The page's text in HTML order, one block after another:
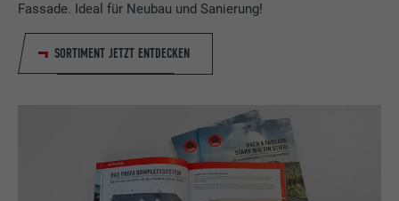
Fassade. Ideal für Neubau und Sanierung!
SORTIMENT JETZT ENTDECKEN